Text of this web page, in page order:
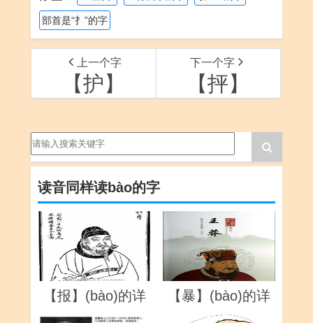
部首是“扌”的字
上一个字
【护】
下一个字
【抨】
读音同样读bào的字
【报】(bào)的详
解
【暴】(bào)的详
解